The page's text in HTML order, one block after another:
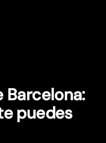
Barcelona:
puedes